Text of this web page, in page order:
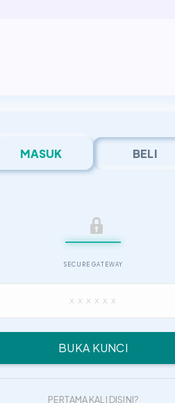
MASUK BELI
SECURE GATEWAY
BUKA KUNCI
PERTAMA KALI DISINI?